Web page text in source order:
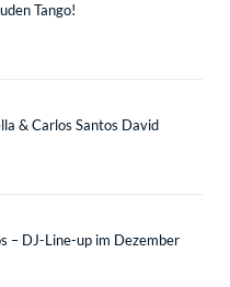
Tango!
& Carlos Santos David
– DJ-Line-up im Dezember